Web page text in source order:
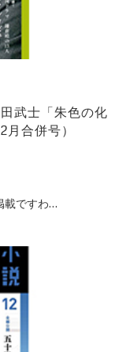
武士「朱色の化
合併号）
載ですわ…